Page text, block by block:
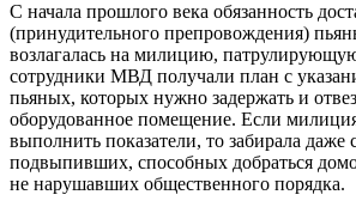
С начала прошлого века обязанность
(принудительного препровождения)
возлагалась на милицию,
сотрудники МВД получали план с
пьяных, которых нужно задержать и
оборудованное помещение. Если
выполнить показатели, то забирала даже
подвыпивших, способных добраться
не нарушавших общественного порядка.